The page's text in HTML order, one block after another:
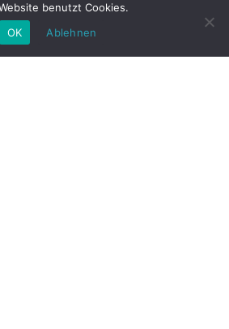
benutzt Cookies.
OK
Ablehnen